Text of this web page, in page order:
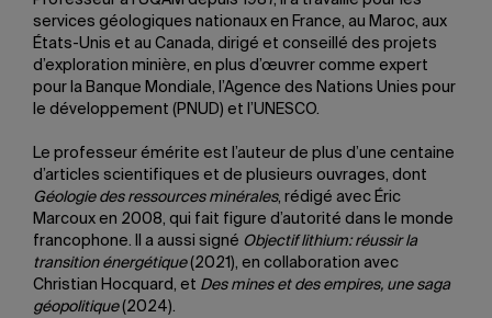
services géologiques nationaux en France, au Maroc, aux
États-Unis et au Canada, dirigé et conseillé des projets
d’exploration minière, en plus d’œuvrer comme expert
pour la Banque Mondiale, l’Agence des Nations Unies pour
le développement (PNUD) et l’UNESCO.
Le professeur émérite est l’auteur de plus d’une centaine
d’articles scientifiques et de plusieurs ouvrages, dont
Géologie des ressources minérales, rédigé avec Éric
Marcoux en 2008, qui fait figure d’autorité dans le monde
francophone. Il a aussi signé Objectif lithium: réussir la
transition énergétique(2021), en collaboration avec
Christian Hocquard, et Des mines et des empires, une saga
géopolitique(2024).